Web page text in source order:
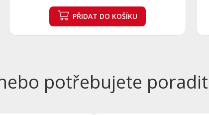
PŘIDAT DO KOŠÍKU
potřebujete